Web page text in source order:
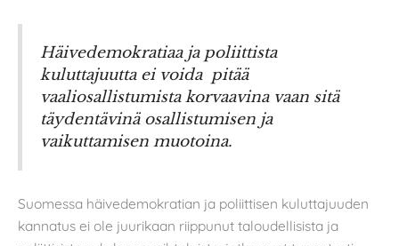
Häivedemokratiaa ja poliittista
kuluttajuutta ei voida pitää
vaaliosallistumista korvaavina vaan sitä
täydentävinä osallistumisen ja
vaikuttamisen muotoina.
Suomessa häivedemokratian ja poliittisen kuluttajuuden
kannatus ei ole juurikaan riippunut taloudellisista ja